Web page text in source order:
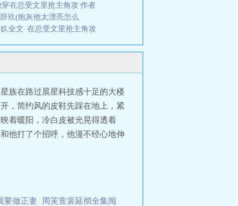
穿在总受文里抢主角攻 作者
玖(炮灰他太漂亮怎么
全文 在总受文里抢主角攻
穿在总受文里抢主角by辞奺
族在路过晨星科技感十足的大楼
，简约风的皮鞋先踩在地上，紧
着暖阳，冷白皮被光晃得透着
他打了个招呼，他漫不经心地伸
要做正妻 周芙萱裴延彻全集阅